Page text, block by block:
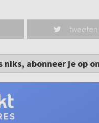
tweeten
niks, abonneer je op